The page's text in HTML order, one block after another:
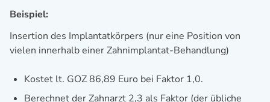
Beispiel:
Insertion des Implantatkörpers (nur eine Position von
vielen innerhalb einer Zahnimplantat-Behandlung)
Kostet lt. GOZ 86,89 Euro bei Faktor 1,0.
Berechnet der Zahnarzt 2,3 als Faktor (der übliche